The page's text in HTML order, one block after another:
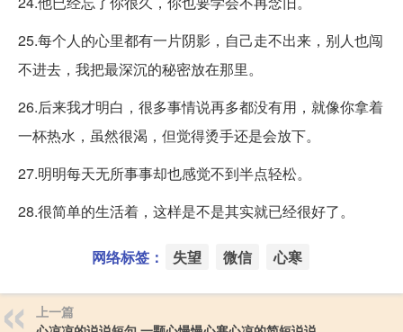
25.每个人的心里都有一片阴影，自己走不出来，别人也闯
不进去，我把最深沉的秘密放在那里。
26.后来我才明白，很多事情说再多都没有用，就像你拿着
一杯热水，虽然很渴，但觉得烫手还是会放下。
27.明明每天无所事事却也感觉不到半点轻松。
28.很简单的生活着，这样是不是其实就已经很好了。
网络标签： 失望 微信 心寒
上一篇